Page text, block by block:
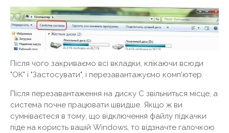
Після чого закриваємо всі вкладки, клікаючи всюди
"ОК" і "Застосувати", і перезавантажуємо комп'ютер.
Після перезавантаження на диску С звільниться місце, а
система почне працювати швидше. Якщо ж ви
сумніваєтеся в тому, що відключення файлу підкачки
піде на користь вашій Windows, то відзначте галочкою